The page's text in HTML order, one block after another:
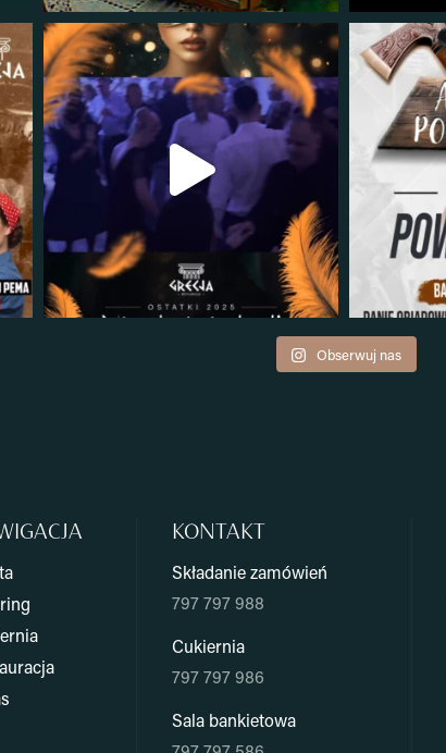
Obserwuj nas
KONTAKT
Składanie zamówień
797 797 988
Cukiernia
797 797 986
Sala bankietowa